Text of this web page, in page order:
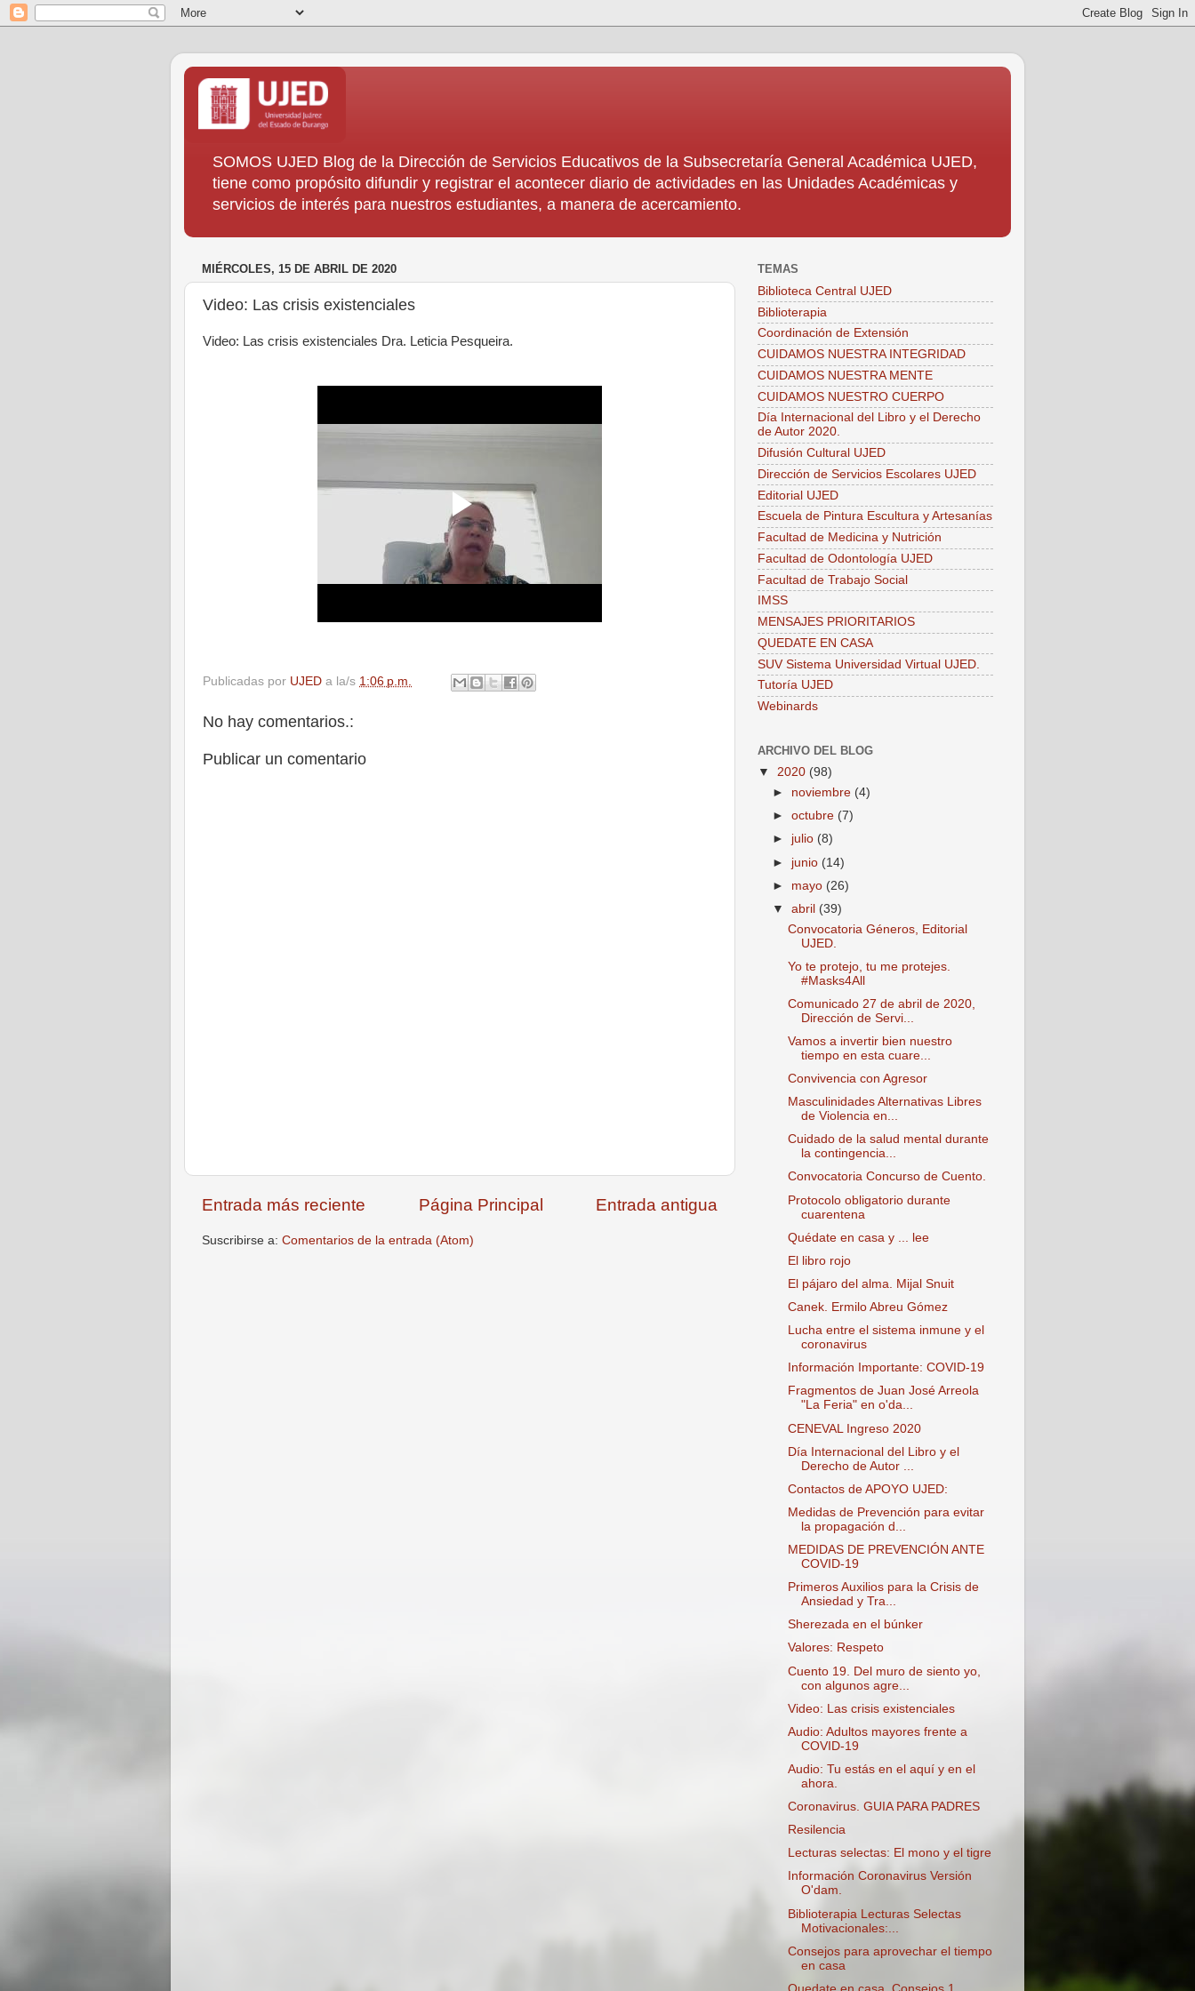
SOMOS UJED Blog de la Dirección de Servicios Educativos de la Subsecretaría General Académica UJED,
tiene como propósito difundir y registrar el acontecer diario de actividades en las Unidades Académicas y
servicios de interés para nuestros estudiantes, a manera de acercamiento.
MIÉRCOLES, 15 DE ABRIL DE 2020
Video: Las crisis existenciales
Video: Las crisis existenciales Dra. Leticia Pesqueira.
Publicadas por UJED a la/s 1:06 p.m.
No hay comentarios.:
Publicar un comentario
Entrada más reciente Entrada antigua
Página Principal
Suscribirse a: Comentarios de la entrada (Atom)
TEMAS
Biblioteca Central UJED
Biblioterapia
Coordinación de Extensión
CUIDAMOS NUESTRA INTEGRIDAD
CUIDAMOS NUESTRA MENTE
CUIDAMOS NUESTRO CUERPO
Día Internacional del Libro y el Derecho
de Autor 2020.
Difusión Cultural UJED
Dirección de Servicios Escolares UJED
Editorial UJED
Escuela de Pintura Escultura y Artesanías
Facultad de Medicina y Nutrición
Facultad de Odontología UJED
Facultad de Trabajo Social
IMSS
MENSAJES PRIORITARIOS
QUEDATE EN CASA
SUV Sistema Universidad Virtual UJED.
Tutoría UJED
Webinards
ARCHIVO DEL BLOG
▼ 2020 (98)
► noviembre (4)
►octubre (7)
► julio (8)
► junio (14)
► mayo (26)
▼abril (39)
Convocatoria Géneros, Editorial
UJED.
Yo te protejo, tu me protejes.
#Masks4All
Comunicado 27 de abril de 2020,
Dirección de Servi...
Vamos a invertir bien nuestro
tiempo en esta cuare...
Convivencia con Agresor
Masculinidades Alternativas Libres
de Violencia en...
Cuidado de la salud mental durante
la contingencia...
Convocatoria Concurso de Cuento.
Protocolo obligatorio durante
cuarentena
Quédate en casa y ... lee
El libro rojo
El pájaro del alma. Mijal Snuit
Canek. Ermilo Abreu Gómez
Lucha entre el sistema inmune y el
coronavirus
Información Importante: COVID-19
Fragmentos de Juan José Arreola
"La Feria" en o'da...
CENEVAL Ingreso 2020
Día Internacional del Libro y el
Derecho de Autor ...
Contactos de APOYO UJED:
Medidas de Prevención para evitar
la propagación d...
MEDIDAS DE PREVENCIÓN ANTE
COVID-19
Primeros Auxilios para la Crisis de
Ansiedad y Tra...
Sherezada en el búnker
Valores: Respeto
Cuento 19. Del muro de siento yo,
con algunos agre...
Video: Las crisis existenciales
Audio: Adultos mayores frente a
COVID-19
Audio: Tu estás en el aquí y en el
ahora.
Coronavirus. GUIA PARA PADRES
Resilencia
Lecturas selectas: El mono y el tigre
Información Coronavirus Versión
O'dam.
Biblioterapia Lecturas Selectas
Motivacionales:...
Consejos para aprovechar el tiempo
en casa